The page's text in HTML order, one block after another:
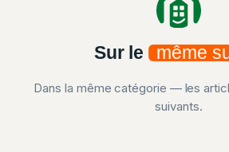
Sur le même
Dans la même catégorie — les
suivants.